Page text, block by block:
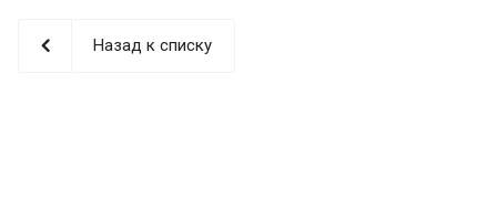
Назад к списку